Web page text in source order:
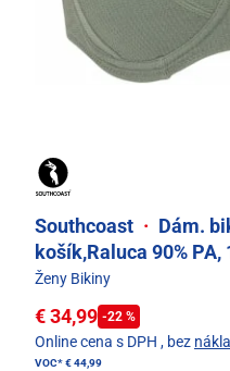
Southcoast · Dám.
košík,Raluca 90% PA,
Ženy Bikiny
€ 34,99 -22 %
Online cena s DPH , bez
VOC*€ 44,99